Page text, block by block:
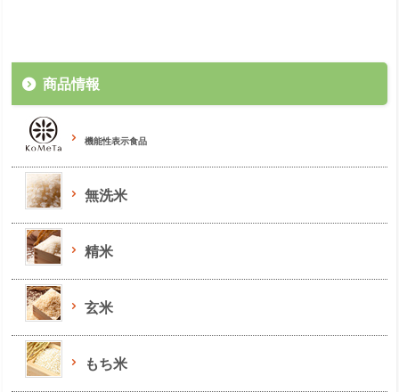
商品情報
機能性表示食品
無洗米
精米
玄米
もち米